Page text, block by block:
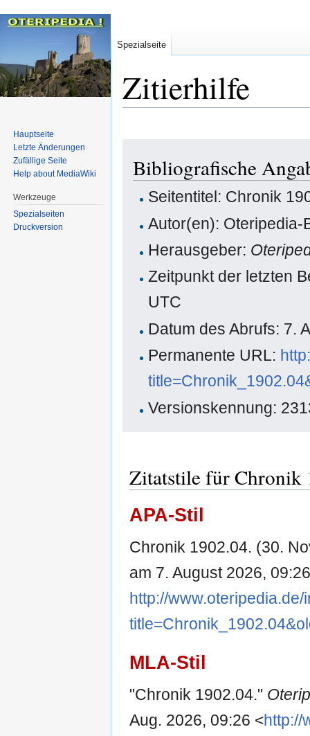
Zitierhilfe
Navigation
springen
Suche
springen
Bibliografische
Seitentitel: Chronik
Autor(en): Oteripedia-
Herausgeber:
Zeitpunkt der letzten
UTC
Datum des Abrufs: 7.
Permanente URL:
Versionskennung:
Zitatstile für Chronik
APA-Stil
Chronik 1902.04. (30.
am 7. August 2026,
http://www.oteripedia.de/
MLA-Stil
"Chronik 1902.04."
Aug. 2026, 09:26 <http://
Spezialseite
Hauptseite
Letzte Änderungen
Zufällige Seite
Help about MediaWiki
Werkzeuge
Spezialseiten
Druckversion